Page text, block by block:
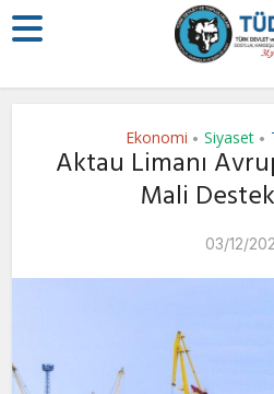
Ekonomi • Siyaset •
Aktau Limanı
Mali
03/12/